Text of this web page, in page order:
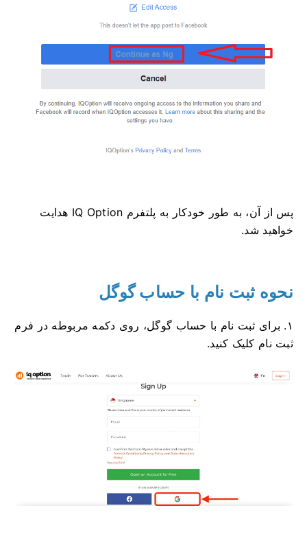
پس از آن، به طور خودکار به پلتفرم IQ Option هدایت
خواهید شد.
نحوه ثبت نام با حساب گوگل
۱. برای ثبت نام با حساب گوگل، روی دکمه مربوطه در فرم
ثبت نام کلیک کنید.